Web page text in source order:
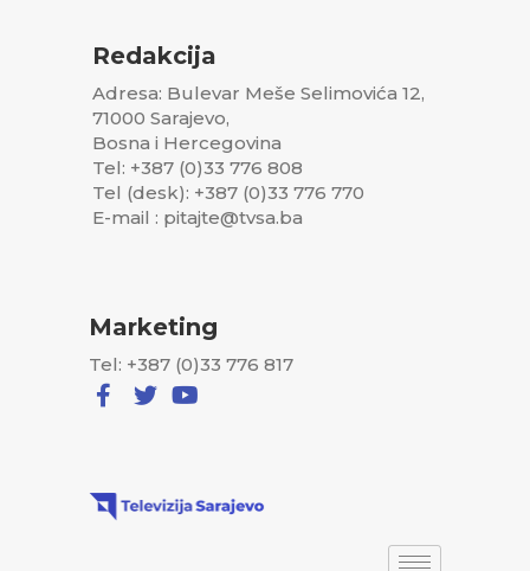
Redakcija
Adresa: Bulevar Meše Selimovića 12,
71000 Sarajevo,
Bosna i Hercegovina
Tel: +387 (0)33 776 808
Tel (desk): +387 (0)33 776 770
E-mail : pitajte@tvsa.ba
Marketing
Tel: +387 (0)33 776 817